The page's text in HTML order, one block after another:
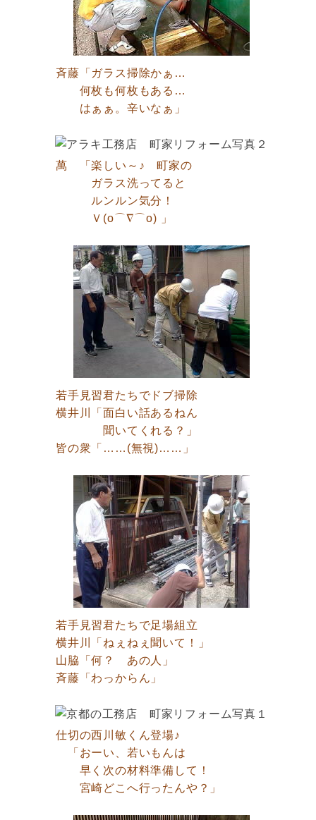
斉藤「ガラス掃除かぁ…
何枚も何枚もある…
はぁぁ。辛いなぁ」
萬 「楽しい～♪ 町家の
ガラス洗ってると
ルンルン気分！
Ｖ(o⌒∇⌒o) 」
若手見習君たちでドブ掃除
横井川「面白い話あるねん
聞いてくれる？」
皆の衆「……(無視)……」
若手見習君たちで足場組立
横井川「ねぇねぇ聞いて！」
山脇「何？ あの人」
斉藤「わっからん」
仕切の西川敏くん登場♪
「おーい、若いもんは
早く次の材料準備して！
宮崎どこへ行ったんや？」